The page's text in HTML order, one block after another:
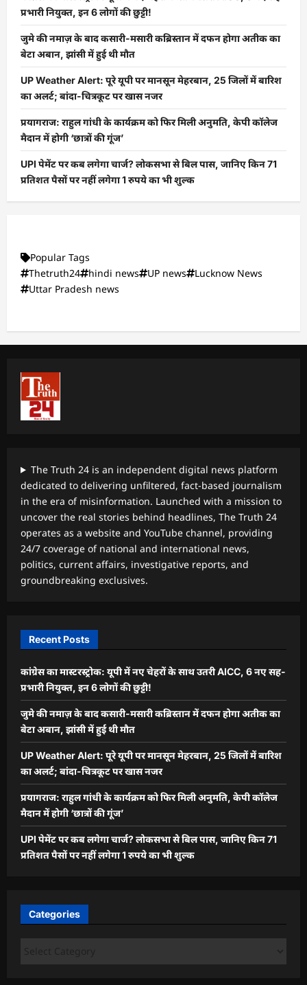
प्रभारी नियुक्त, इन 6 लोगों की छुट्टी!
जुमे की नमाज़ के बाद कसारी-मसारी कब्रिस्तान में दफन होगा अतीक का
बेटा अबान, झांसी में हुई थी मौत
UP Weather Alert: पूरे यूपी पर मानसून मेहरबान, 25 जिलों में बारिश
का अलर्ट; बांदा-चित्रकूट पर खास नजर
प्रयागराज: राहुल गांधी के कार्यक्रम को फिर मिली अनुमति, केपी कॉलेज
मैदान में होगी ‘छात्रों की गूंज’
UPI पेमेंट पर कब लगेगा चार्ज? लोकसभा से बिल पास, जानिए किन 71
प्रतिशत पैसों पर नहीं लगेगा 1 रुपये का भी शुल्क
Popular Tags
Thetruth24
hindi news UP news
Lucknow News
Uttar Pradesh news
The Truth 24 is an independent digital news platform
dedicated to delivering unfiltered, fact-based journalism
in the era of misinformation. Launched with a mission to
uncover the real stories behind headlines, The Truth 24
operates as a website and YouTube channel, providing
24/7 coverage of national and international news,
politics, current affairs, investigative reports, and
groundbreaking exclusives.
Recent Posts
कांग्रेस का मास्टरस्ट्रोक: यूपी में नए चेहरों के साथ उतरी AICC, 6 नए सह-
प्रभारी नियुक्त, इन 6 लोगों की छुट्टी!
जुमे की नमाज़ के बाद कसारी-मसारी कब्रिस्तान में दफन होगा अतीक का
बेटा अबान, झांसी में हुई थी मौत
UP Weather Alert: पूरे यूपी पर मानसून मेहरबान, 25 जिलों में बारिश
का अलर्ट; बांदा-चित्रकूट पर खास नजर
प्रयागराज: राहुल गांधी के कार्यक्रम को फिर मिली अनुमति, केपी कॉलेज
मैदान में होगी ‘छात्रों की गूंज’
UPI पेमेंट पर कब लगेगा चार्ज? लोकसभा से बिल पास, जानिए किन 71
प्रतिशत पैसों पर नहीं लगेगा 1 रुपये का भी शुल्क
Categories